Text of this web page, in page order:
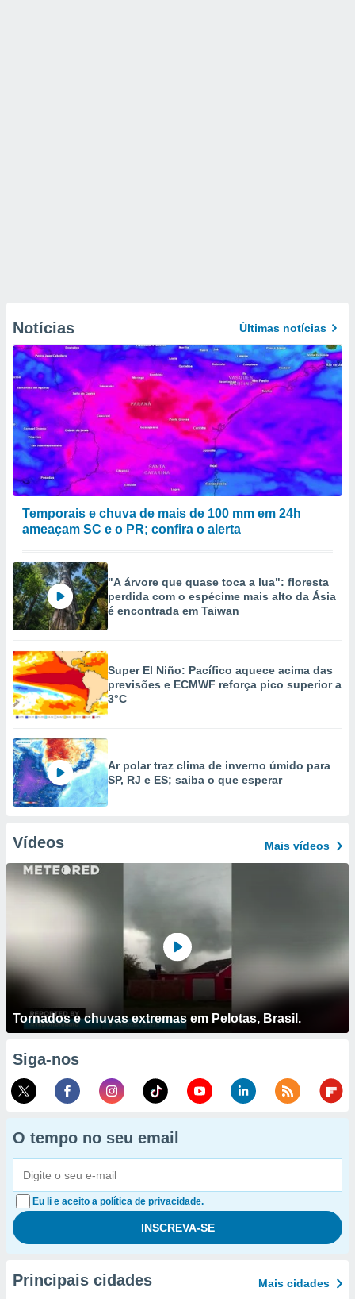
Notícias Últimas notícias
Temporais e chuva de mais de 100 mm em 24h
ameaçam SC e o PR; confira o alerta
"A árvore que quase toca a lua": floresta
perdida com o espécime mais alto da Ásia
é encontrada em Taiwan
Super El Niño: Pacífico aquece acima das
previsões e ECMWF reforça pico superior a
3°C
Ar polar traz clima de inverno úmido para
SP, RJ e ES; saiba o que esperar
Vídeos Mais vídeos
Tornados e chuvas extremas em Pelotas, Brasil.
Siga-nos
O tempo no seu email
Eu li e aceito a política de privacidade.
Principais cidades Mais cidades